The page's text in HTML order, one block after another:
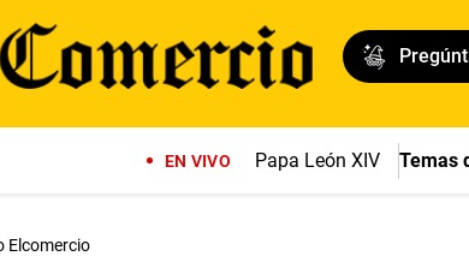
EN VIVO Papa León XIV Temas
Elcomercio